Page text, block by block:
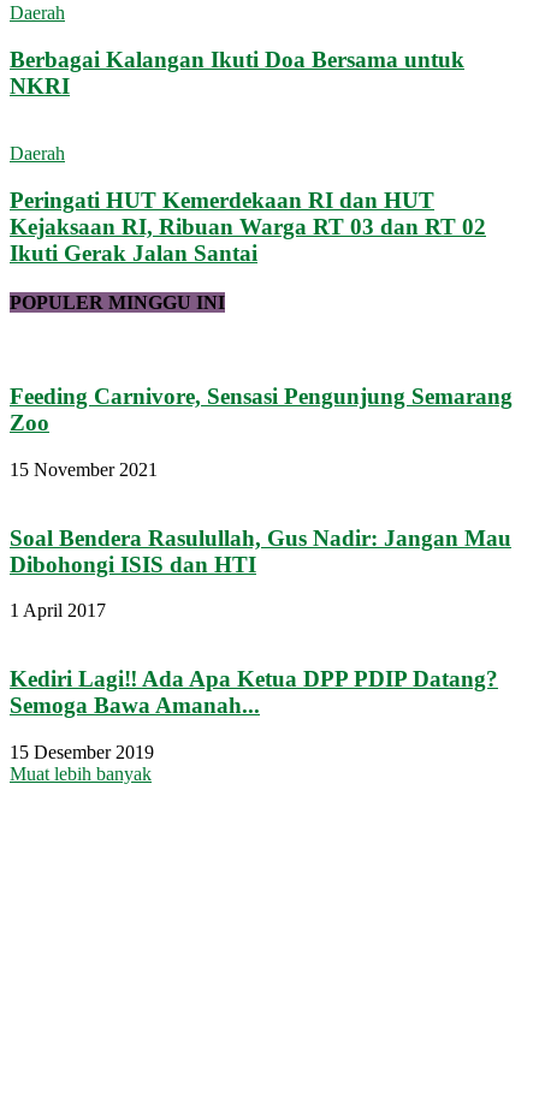
Daerah
Berbagai Kalangan Ikuti Doa Bersama untuk
NKRI
Daerah
Peringati HUT Kemerdekaan RI dan HUT
Kejaksaan RI, Ribuan Warga RT 03 dan RT 02
Ikuti Gerak Jalan Santai
POPULER MINGGU INI
Feeding Carnivore, Sensasi Pengunjung Semarang
Zoo
15 November 2021
Soal Bendera Rasulullah, Gus Nadir: Jangan Mau
Dibohongi ISIS dan HTI
1 April 2017
Kediri Lagi‼ Ada Apa Ketua DPP PDIP Datang?
Semoga Bawa Amanah...
15 Desember 2019
Muat lebih banyak